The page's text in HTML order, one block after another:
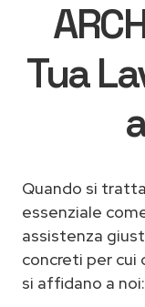
Tua
Quando si
essenziale
assistenza
concreti per cui
si affidano a noi: